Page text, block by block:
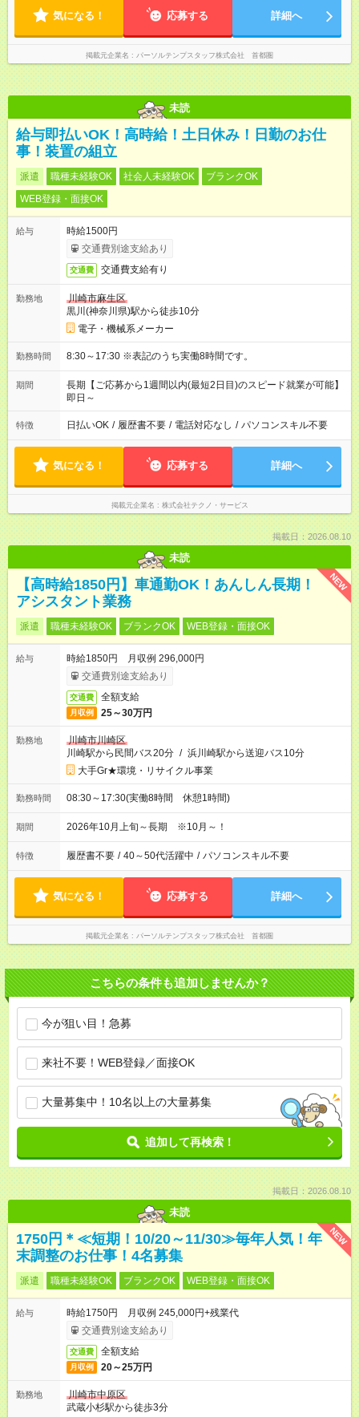
気になる！ 応募する 詳細へ
掲載元企業名 パーソルテンプスタッフ株式会社 首都圏
未読
給与即払いOK！高時給！土日休み！日勤のお仕
事！装置の組立
派遣 職種未経験OK 社会人未経験OK
ブランクOK
WEB登録・面接OK
給与
時給1500円
交通費別途支給あり
交通費 交通費支給有り
勤務地
川崎市麻生区
黒川(神奈川県)駅から徒歩10分
電子・機械系メーカー
勤務時間 8:30～17:30 ※表記のうち実働8時間です。
期間
長期【ご応募から1週間以内(最短2日目)のスピード就業が可能】
即日～
特徴 日払いOK / 履歴書不要 / 電話対応なし / パソコンスキル不要
気になる！ 応募する 詳細へ
掲載元企業名 株式会社テクノ・サービス
掲載日：2026.08.10
未読
NEW
【高時給1850円】車通勤OK！あんしん長期！
アシスタント業務
派遣 職種未経験OK ブランクOK WEB登録・面接OK
給与
時給1850円 月収例 296,000円
交通費別途支給あり
交通費 全額支給
月収例 25～30万円
勤務地
川崎市川崎区
川崎駅から民間バス20分 / 浜川崎駅から送迎バス10分
大手Gr★環境・リサイクル事業
勤務時間 08:30～17:30(実働8時間 休憩1時間)
期間 2026年10月上旬～長期 ※10月～！
特徴 履歴書不要 / 40～50代活躍中 / パソコンスキル不要
気になる！ 応募する 詳細へ
掲載元企業名 パーソルテンプスタッフ株式会社 首都圏
こちらの条件も追加しませんか？
今が狙い目！急募
来社不要！WEB登録／面接OK
大量募集中！10名以上の大量募集
追加して再検索！
掲載日：2026.08.10
未読
NEW
1750円＊≪短期！10/20～11/30≫毎年人気！年
末調整のお仕事！4名募集
派遣 職種未経験OK ブランクOK WEB登録・面接OK
給与
時給1750円 月収例 245,000円+残業代
交通費別途支給あり
交通費 全額支給
月収例 20～25万円
勤務地
川崎市中原区
武蔵小杉駅から徒歩3分